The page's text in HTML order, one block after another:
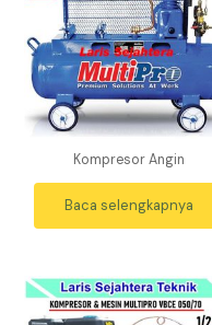
Kompresor Angin
Baca selengkapnya